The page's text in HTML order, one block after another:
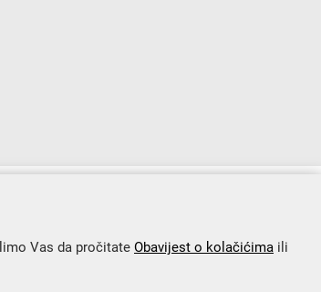
„Konkurentnost i kohezija”.
Vas da pročitate Obavijest o kolačićima ili